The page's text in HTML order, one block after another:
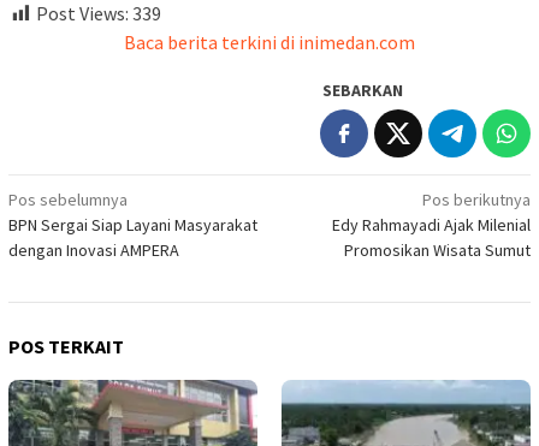
Post Views: 339
Baca berita terkini di inimedan.com
SEBARKAN
Navigasi
pos
Pos sebelumnya
BPN Sergai Siap Layani Masyarakat
dengan Inovasi AMPERA
Pos berikutnya
Edy Rahmayadi Ajak Milenial
Promosikan Wisata Sumut
POS TERKAIT